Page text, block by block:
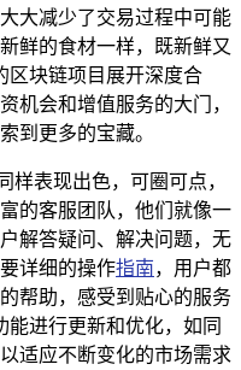
大减少了交易过程中可能
鲜的食材一样，既新鲜又
区块链项目展开深度合
机会和增值服务的大门，
到更多的宝藏。
样表现出色，可圈可点，
的客服团队，他们就像一
解答疑问、解决问题，无
详细的操作指南，用户都
帮助，感受到贴心的服务
能进行更新和优化，如同
适应不断变化的市场需求